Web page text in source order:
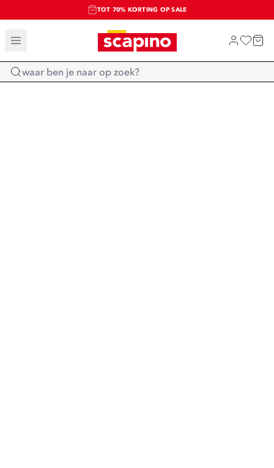
TOT 70% KORTING OP SALE
SALE: LAATSTE KANS!
SHOP NIEUW
Home